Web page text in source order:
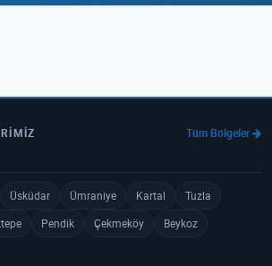
Tüm Bölgeler
Üsküdar Ümraniye Kartal
Tuzla
Pendik Çekmeköy
Beykoz